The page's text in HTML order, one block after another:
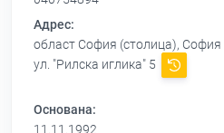
Адрес:
област София (столица),
ул. "Рилска иглика" 5
Основана:
11.11.1992